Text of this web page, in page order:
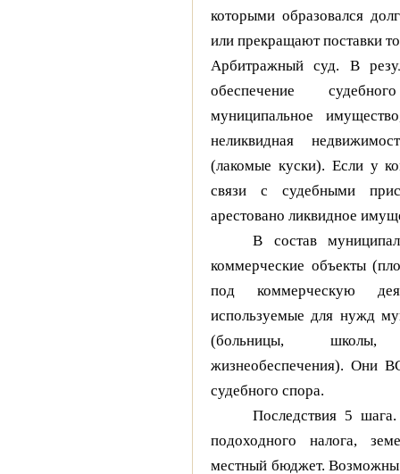
которыми образовался
или прекращают поставки
Арбитражный суд. В
обеспечение
муниципальное
неликвидная
(лакомые куски). Если у
связи с судебными
арестовано ликвидное
В состав
коммерческие объекты
под коммерческую
используемые для нужд
(больницы,
жизнеобеспечения). Они
судебного спора.
Последствия 5
подоходного налога,
местный бюджет.